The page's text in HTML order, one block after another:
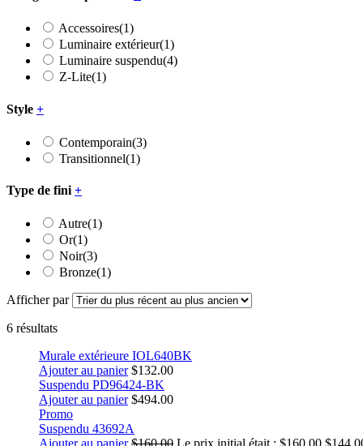
Accessoires(1)
Luminaire extérieur(1)
Luminaire suspendu(4)
Z-Lite(1)
Style +
Contemporain(3)
Transitionnel(1)
Type de fini +
Autre(1)
Or(1)
Noir(3)
Bronze(1)
Afficher par
6 résultats
Murale extérieure IOL640BK
Ajouter au panier $132.00
Suspendu PD96424-BK
Ajouter au panier $494.00
Promo
Suspendu 43692A